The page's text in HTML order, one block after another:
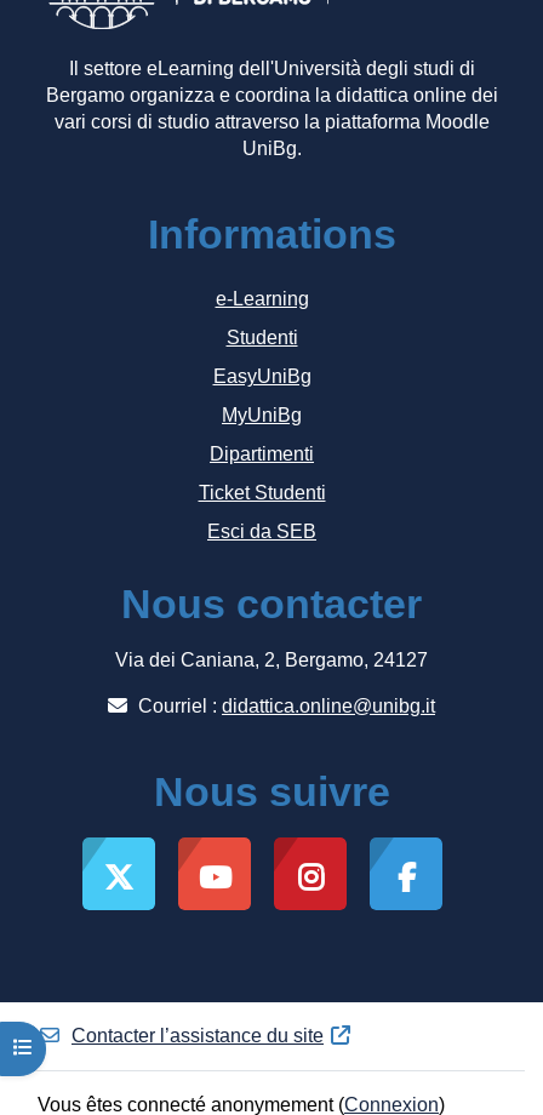
Ouvrir l’index du cours
Il settore eLearning dell'Università degli studi di
Bergamo organizza e coordina la didattica online dei
vari corsi di studio attraverso la piattaforma Moodle
UniBg.
Informations
e-Learning
Studenti
EasyUniBg
MyUniBg
Dipartimenti
Ticket Studenti
Esci da SEB
Nous contacter
Via dei Caniana, 2, Bergamo, 24127
Courriel : didattica.online@unibg.it
Nous suivre
Contacter l’assistance du site
Vous êtes connecté anonymement (Connexion)